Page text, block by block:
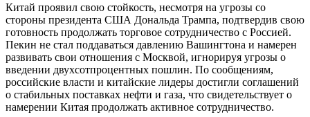
Китай проявил свою стойкость, несмотря на угрозы со
стороны президента США Дональда Трампа, подтвердив свою
готовность продолжать торговое сотрудничество с Россией.
Пекин не стал поддаваться давлению Вашингтона и намерен
развивать свои отношения с Москвой, игнорируя угрозы о
введении двухсотпроцентных пошлин. По сообщениям,
российские власти и китайские лидеры достигли соглашений
о стабильных поставках нефти и газа, что свидетельствует о
намерении Китая продолжать активное сотрудничество.